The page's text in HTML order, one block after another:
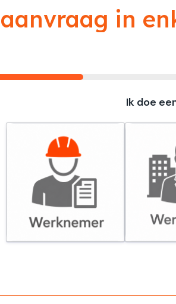
in
Ik doe
Werknemer